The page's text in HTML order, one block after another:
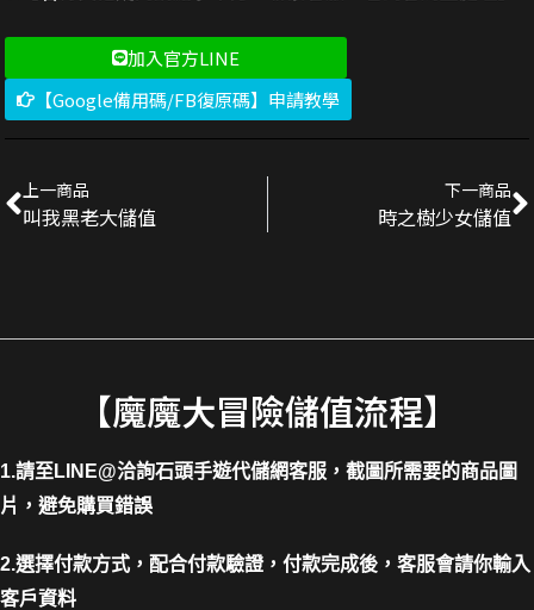
加入官方LINE
【Google備用碼/FB復原碼】申請教學
上一商品
叫我黑老大儲值
下一商品
時之樹少女儲值
【魔魔大冒險儲值流程】
1.請至LINE@洽詢石頭手遊代儲網客服，截圖所需要的商品圖
片，避免購買錯誤
2.選擇付款方式，配合付款驗證，付款完成後，客服會請你輸入
客戶資料